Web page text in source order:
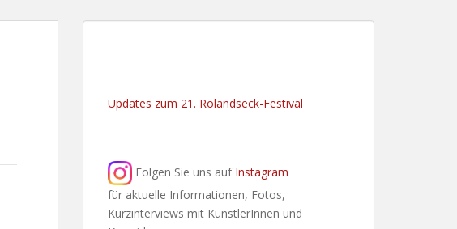
Updates zum 21. Rolandseck-Festival
Folgen Sie uns auf Instagram
für aktuelle Informationen, Fotos,
Kurzinterviews mit KünstlerInnen und